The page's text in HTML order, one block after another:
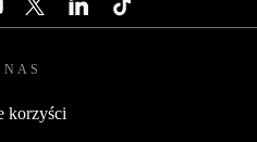
NAS
korzyści